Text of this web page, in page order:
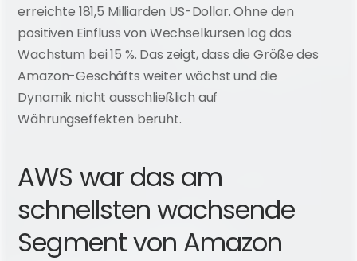
erreichte 181,5 Milliarden US-Dollar. Ohne den
positiven Einfluss von Wechselkursen lag das
Wachstum bei 15 %. Das zeigt, dass die Größe des
Amazon-Geschäfts weiter wächst und die
Dynamik nicht ausschließlich auf
Währungseffekten beruht.
AWS war das am
schnellsten wachsende
Segment von Amazon